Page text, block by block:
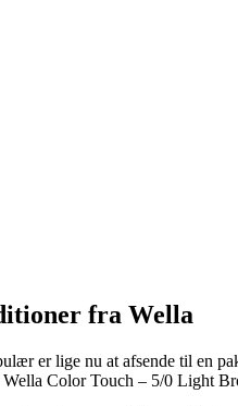
fra Wella
er lige nu at afsende til en
Wella Color Touch – 5/0 Light